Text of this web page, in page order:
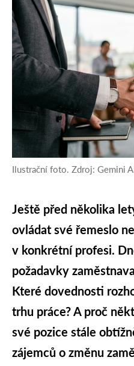
Ilustrační foto. Zdroj: Gemini
Ještě před několika
ovládat své řemeslo
v konkrétní profesi.
požadavky
Které dovednosti
trhu práce? A proč
své pozice stále
zájemců o změnu